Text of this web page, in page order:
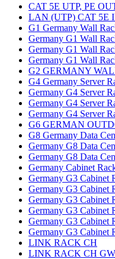
CAT 5E UTP, PE
LAN (UTP) CAT 5E
G1 Germany Wall
Germany G1 Wall
Germany G1 Wall
Germany G1 Wall
G2 GERMANY
G4 Germany Server
Germany G4 Server
Germany G4 Server
Germany G4 Server
G6 GERMAN
G8 Germany Data
Germany G8 Data
Germany G8 Data
Germany Cabinet
Germany G3 Cabinet
Germany G3 Cabinet
Germany G3 Cabinet
Germany G3 Cabinet
Germany G3 Cabinet
Germany G3 Cabinet
LINK RACK CH
LINK RACK CH GW